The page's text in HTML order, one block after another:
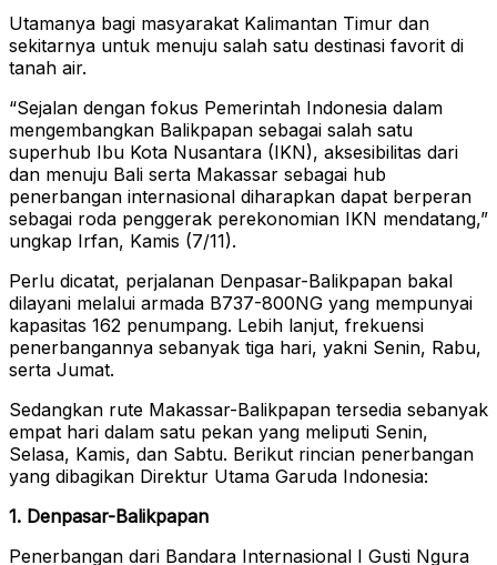
Utamanya bagi masyarakat Kalimantan Timur dan
sekitarnya untuk menuju salah satu destinasi favorit di
tanah air.
“Sejalan dengan fokus Pemerintah Indonesia dalam
mengembangkan Balikpapan sebagai salah satu
superhub Ibu Kota Nusantara (IKN), aksesibilitas dari
dan menuju Bali serta Makassar sebagai hub
penerbangan internasional diharapkan dapat berperan
sebagai roda penggerak perekonomian IKN mendatang,”
ungkap Irfan, Kamis (7/11).
Perlu dicatat, perjalanan Denpasar-Balikpapan bakal
dilayani melalui armada B737-800NG yang mempunyai
kapasitas 162 penumpang. Lebih lanjut, frekuensi
penerbangannya sebanyak tiga hari, yakni Senin, Rabu,
serta Jumat.
Sedangkan rute Makassar-Balikpapan tersedia sebanyak
empat hari dalam satu pekan yang meliputi Senin,
Selasa, Kamis, dan Sabtu. Berikut rincian penerbangan
yang dibagikan Direktur Utama Garuda Indonesia:
1. Denpasar-Balikpapan
Penerbangan dari Bandara Internasional I Gusti Ngura